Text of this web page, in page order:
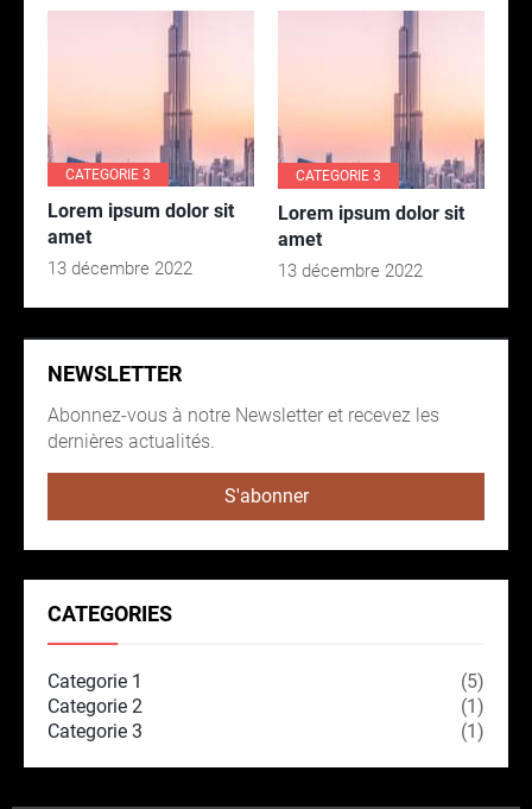
CATEGORIE 3
Lorem ipsum dolor sit
amet
13 décembre 2022
CATEGORIE 3
Lorem ipsum dolor sit
amet
13 décembre 2022
NEWSLETTER
Abonnez-vous à notre Newsletter et recevez les
dernières actualités.
S'abonner
CATEGORIES
Categorie 1
Categorie 2
Categorie 3
(5)
(1)
(1)